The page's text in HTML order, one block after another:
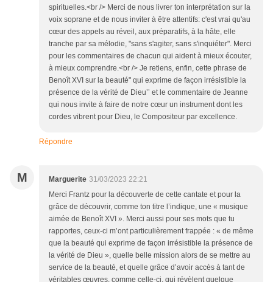
spirituelles.<br /> Merci de nous livrer ton interprétation sur la
voix soprane et de nous inviter à être attentifs: c'est vrai qu'au
cœur des appels au réveil, aux préparatifs, à la hâte, elle
tranche par sa mélodie, "sans s'agiter, sans s'inquiéter". Merci
pour les commentaires de chacun qui aident à mieux écouter,
à mieux comprendre.<br /> Je retiens, enfin, cette phrase de
Benoît XVI sur la beauté" qui exprime de façon irrésistible la
présence de la vérité de Dieu’’ et le commentaire de Jeanne
qui nous invite à faire de notre cœur un instrument dont les
cordes vibrent pour Dieu, le Compositeur par excellence.
Répondre
M Marguerite 31/03/2023 22:21
Merci Frantz pour la découverte de cette cantate et pour la
grâce de découvrir, comme ton titre l’indique, une « musique
aimée de Benoît XVI ». Merci aussi pour ses mots que tu
rapportes, ceux-ci m’ont particulièrement frappée : « de même
que la beauté qui exprime de façon irrésistible la présence de
la vérité de Dieu », quelle belle mission alors de se mettre au
service de la beauté, et quelle grâce d’avoir accès à tant de
véritables œuvres, comme celle-ci, qui révèlent quelque